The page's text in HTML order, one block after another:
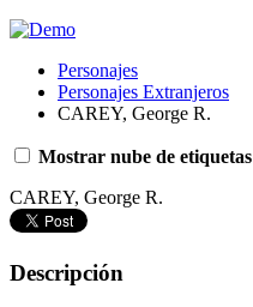
Personajes
Personajes Extranjeros
CAREY, George R.
Mostrar nube de etiquetas
CAREY, George R.
Descripción